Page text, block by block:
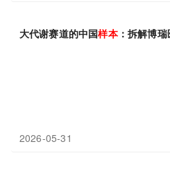
大代谢赛道的中国样本：拆解博
2026-05-31